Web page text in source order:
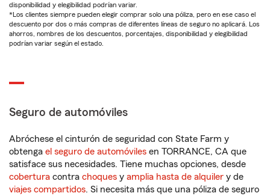
disponibilidad y elegibilidad podrían variar.
*Los clientes siempre pueden elegir comprar solo una póliza, pero en ese caso el
descuento por dos o más compras de diferentes líneas de seguro no aplicará. Los
ahorros, nombres de los descuentos, porcentajes, disponibilidad y elegibilidad
podrían variar según el estado.
Seguro de automóviles
Abróchese el cinturón de seguridad con State Farm y
obtenga el seguro de automóviles en TORRANCE, CA que
satisface sus necesidades. Tiene muchas opciones, desde
cobertura contra choques y amplia hasta de alquiler y de
viajes compartidos. Si necesita más que una póliza de seguro